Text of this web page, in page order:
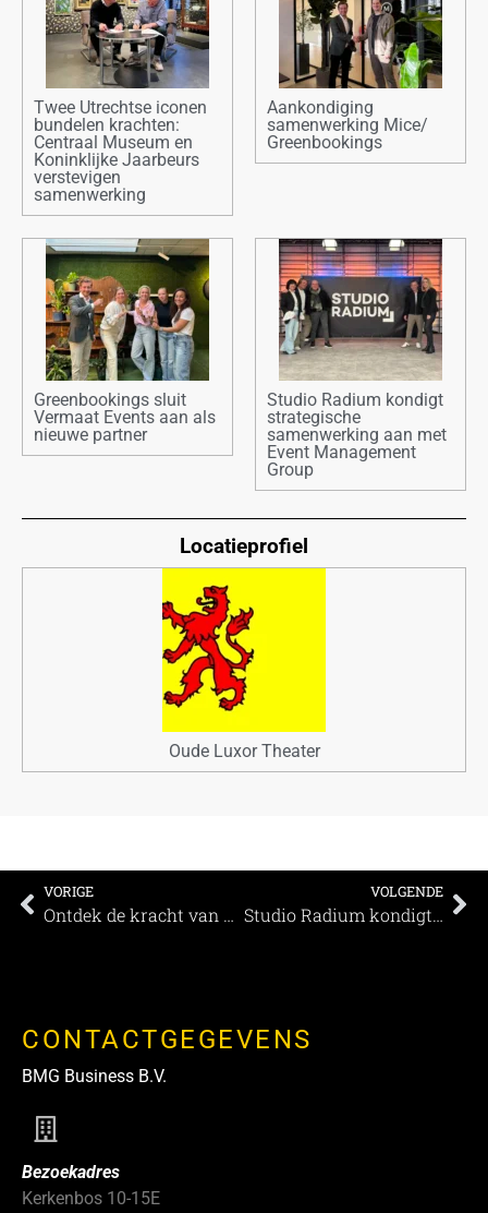
Twee Utrechtse iconen
bundelen krachten:
Centraal Museum en
Koninklijke Jaarbeurs
verstevigen
samenwerking
Aankondiging
samenwerking Mice/
Greenbookings
Greenbookings sluit
Vermaat Events aan als
nieuwe partner
Studio Radium kondigt
strategische
samenwerking aan met
Event Management
Group
Locatieprofiel
Oude Luxor Theater
VORIGE
Ontdek de kracht van verbinding! Hoe sta je samen sterk?
VOLGENDE
Studio Radium kondigt strategische samenwerking aan met Event Management Group
CONTACTGEGEVENS
BMG Business B.V.
Bezoekadres
Kerkenbos 10-15E